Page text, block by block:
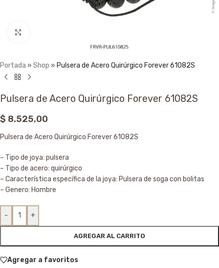
Portada » Shop » Pulsera de Acero Quirúrgico Forever 61082S
Pulsera de Acero Quirúrgico Forever 61082S
$ 8.525,00
Pulsera de Acero Quirúrgico Forever 61082S
– Tipo de joya: pulsera
– Tipo de acero: quirúrgico
– Característica específica de la joya: Pulsera de soga con bolitas
– Genero: Hombre
- +
AGREGAR AL CARRITO
Agregar a favoritos